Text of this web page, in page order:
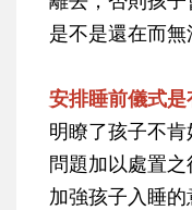
是不是還在而無
安排睡前儀式
明瞭了孩子不
問題加以處置之
加強孩子入睡